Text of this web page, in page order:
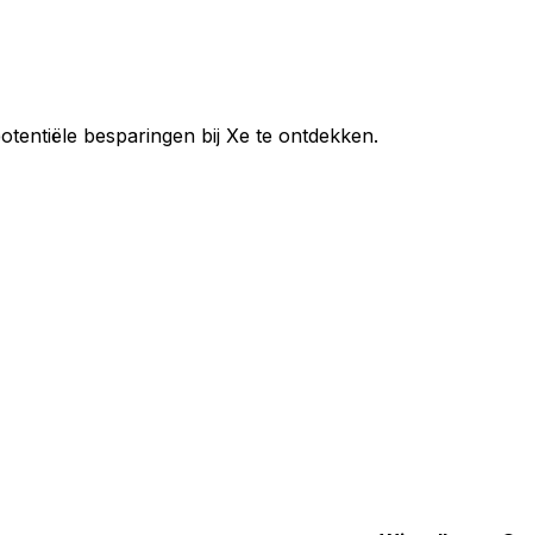
besparingen bij Xe te ontdekken.